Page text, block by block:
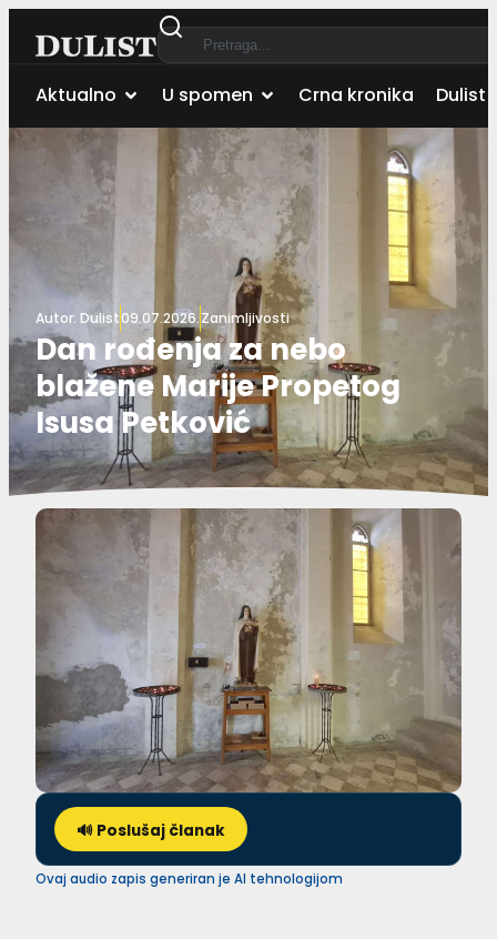
Aktualno U spomen Crna kronika Dulist
Autor: Dulist09.07.2026.Zanimljivosti
Dan rođenja za nebo
blažene Marije Propetog
Isusa Petković
🔊 Poslušaj članak
Ovaj audio zapis generiran je AI tehnologijom